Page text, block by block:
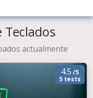
Teclados
actualmente
4.5 /5
5 tests